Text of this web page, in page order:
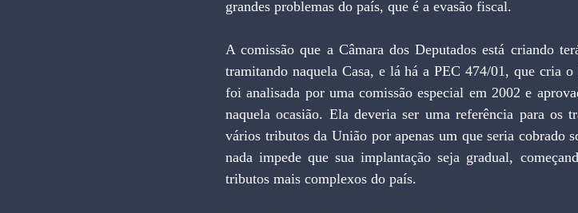
grandes problemas do país, que é a evasão fiscal.
A comissão que a Câmara dos Deputados está criando
tramitando naquela Casa, e lá há a PEC 474/01, que cria
foi analisada por uma comissão especial em 2002 e
naquela ocasião. Ela deveria ser uma referência para os
vários tributos da União por apenas um que seria cobrado
nada impede que sua implantação seja gradual,
tributos mais complexos do país.